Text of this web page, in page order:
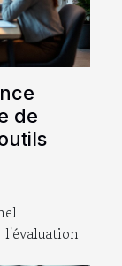
de
l'évaluation